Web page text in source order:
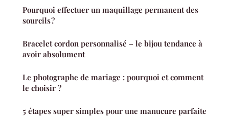
Pourquoi effectuer un maquillage permanent des
sourcils ?
Bracelet cordon personnalisé – le bijou tendance à
avoir absolument
Le photographe de mariage : pourquoi et comment
le choisir ?
5 étapes super simples pour une manucure parfaite